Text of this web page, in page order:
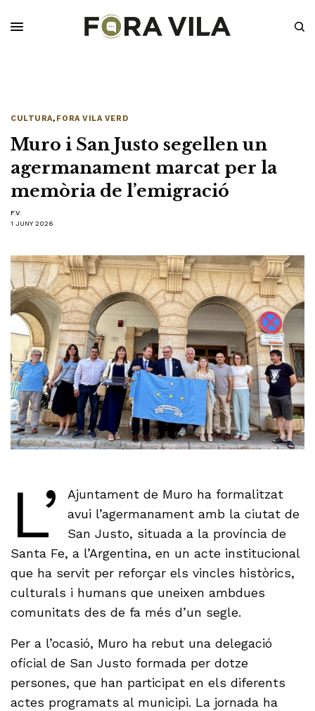
CULTURA, FORA VILA VERD
Muro i San Justo segellen un
agermanament marcat per la
memòria de l’emigració
F.V.
1 JUNY 2026
L’
Ajuntament de Muro ha formalitzat
avui l’agermanament amb la ciutat de
San Justo, situada a la província de
Santa Fe, a l’Argentina, en un acte institucional
que ha servit per reforçar els vincles històrics,
culturals i humans que uneixen ambdues
comunitats des de fa més d’un segle.
Per a l’ocasió, Muro ha rebut una delegació
oficial de San Justo formada per dotze
persones, que han participat en els diferents
actes programats al municipi. La jornada ha